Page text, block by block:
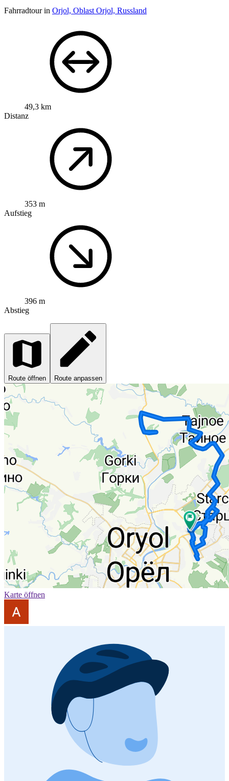
Fahrradtour in Orjol, Oblast Orjol, Russland
49,3 km
Distanz
353 m
Aufstieg
396 m
Abstieg
Route öffnen Route anpassen
Karte öffnen